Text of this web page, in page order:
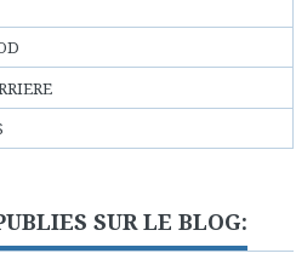
SUR LE BLOG: